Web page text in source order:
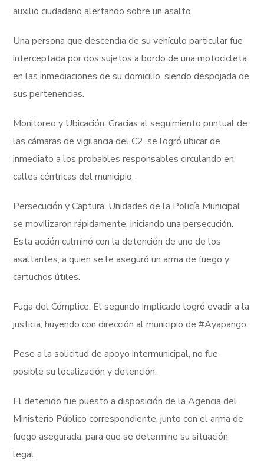
auxilio ciudadano alertando sobre un asalto.
Una persona que descendía de su vehículo particular fue
interceptada por dos sujetos a bordo de una motocicleta
en las inmediaciones de su domicilio, siendo despojada de
sus pertenencias.
Monitoreo y Ubicación: Gracias al seguimiento puntual de
las cámaras de vigilancia del C2, se logró ubicar de
inmediato a los probables responsables circulando en
calles céntricas del municipio.
Persecución y Captura: Unidades de la Policía Municipal
se movilizaron rápidamente, iniciando una persecución.
Esta acción culminó con la detención de uno de los
asaltantes, a quien se le aseguró un arma de fuego y
cartuchos útiles.
Fuga del Cómplice: El segundo implicado logró evadir a la
justicia, huyendo con dirección al municipio de #Ayapango.
Pese a la solicitud de apoyo intermunicipal, no fue
posible su localización y detención.
El detenido fue puesto a disposición de la Agencia del
Ministerio Público correspondiente, junto con el arma de
fuego asegurada, para que se determine su situación
legal.